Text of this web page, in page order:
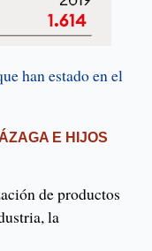
han estado en el
E HIJOS
de productos
la